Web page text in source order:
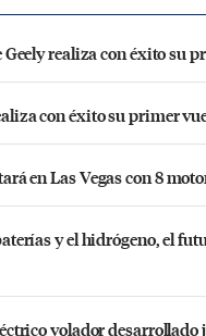
realiza con éxito su
con éxito su primer
en Las Vegas con 8
y el hidrógeno, el
volador